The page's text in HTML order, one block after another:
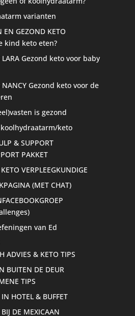
varianten
EN GEZOND KETO
kind keto eten?
LARA Gezond keto voor baby
NANCY Gezond keto voor de
is gezond
keto
& SUPPORT
PAKKET
VERPLEEGKUNDIGE
(MET CHAT)
van Ed
ADVIES & KETO TIPS
BUITEN DE DEUR
TIPS
IN HOTEL & BUFFET
DE MEXICAAN